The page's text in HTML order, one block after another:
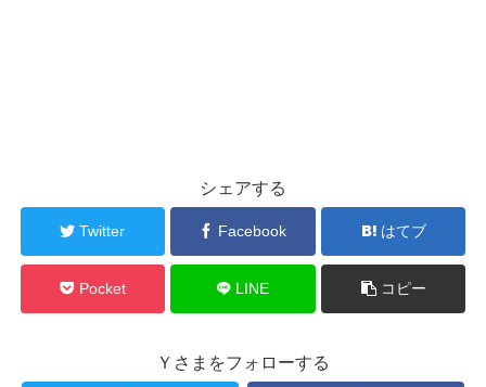
シェアする
Twitter Facebook はてブ
Pocket LINE コピー
Ｙさまをフォローする